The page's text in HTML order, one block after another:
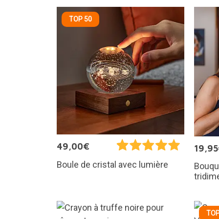
TOP 50
49,00€
Boule de cristal avec lumière